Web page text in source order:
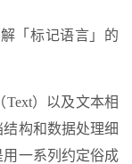
「标记语言」的
）以及文本相
构和数据处理细
一系列约定俗成